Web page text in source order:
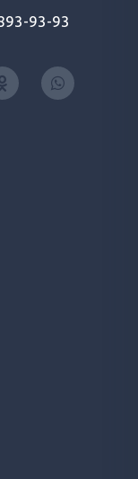
93-93